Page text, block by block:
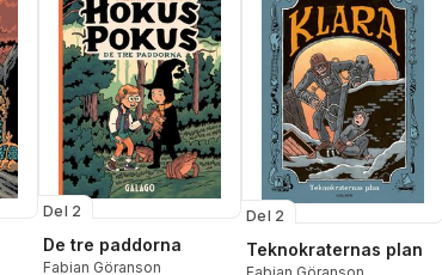
Del 2
De tre paddorna
Fabian Göranson
Del 2
Teknokraternas plan